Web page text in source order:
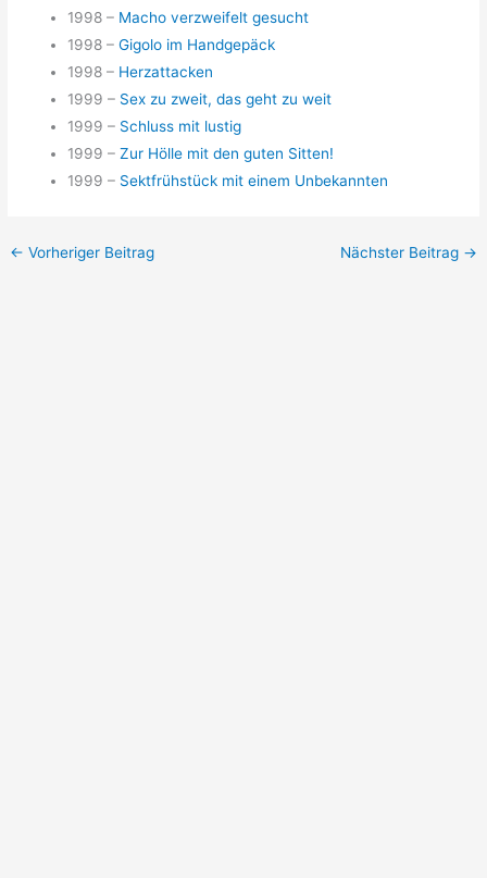
1998 – Macho verzweifelt gesucht
1998 –Gigolo im Handgepäck
1998 – Herzattacken
1999 – Sex zu zweit, das geht zu weit
1999 – Schluss mit lustig
1999 –Zur Hölle mit den guten Sitten!
1999 – Sektfrühstück mit einem Unbekannten
← Vorheriger Beitrag Nächster Beitrag →